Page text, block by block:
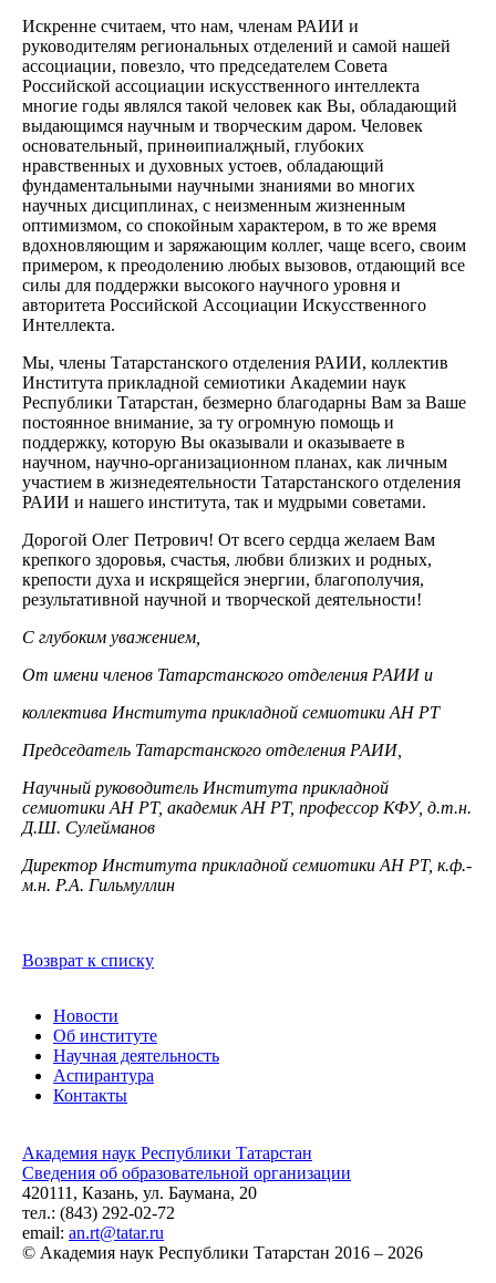
Искренне считаем, что нам, членам РАИИ и
руководителям региональных отделений и самой нашей
ассоциации, повезло, что председателем Совета
Российской ассоциации искусственного интеллекта
многие годы являлся такой человек как Вы, обладающий
выдающимся научным и творческим даром. Человек
основательный, принөипиалҗный, глубоких
нравственных и духовных устоев, обладающий
фундаментальными научными знаниями во многих
научных дисциплинах, с неизменным жизненным
оптимизмом, со спокойным характером, в то же время
вдохновляющим и заряжающим коллег, чаще всего, своим
примером, к преодолению любых вызовов, отдающий все
силы для поддержки высокого научного уровня и
авторитета Российской Ассоциации Искусственного
Интеллекта.
Мы, члены Татарстанского отделения РАИИ, коллектив
Института прикладной семиотики Академии наук
Республики Татарстан, безмерно благодарны Вам за Ваше
постоянное внимание, за ту огромную помощь и
поддержку, которую Вы оказывали и оказываете в
научном, научно-организационном планах, как личным
участием в жизнедеятельности Татарстанского отделения
РАИИ и нашего института, так и мудрыми советами.
Дорогой Олег Петрович! От всего сердца желаем Вам
крепкого здоровья, счастья, любви близких и родных,
крепости духа и искрящейся энергии, благополучия,
результативной научной и творческой деятельности!
С глубоким уважением,
От имени членов Татарстанского отделения РАИИ и
коллектива Института прикладной семиотики АН РТ
Председатель Татарстанского отделения РАИИ,
Научный руководитель Института прикладной
семиотики АН РТ, академик АН РТ, профессор КФУ, д.т.н.
Д.Ш. Сулейманов
Директор Института прикладной семиотики АН РТ, к.ф.-
м.н. Р.А. Гильмуллин
Возврат к списку
Новости
Об институте
Научная деятельность
Аспирантура
Контакты
Академия наук Республики Татарстан
Сведения об образовательной организации
420111, Казань, ул. Баумана, 20
тел.: (843) 292-02-72
email: an.rt@tatar.ru
© Академия наук Республики Татарстан 2016 – 2026